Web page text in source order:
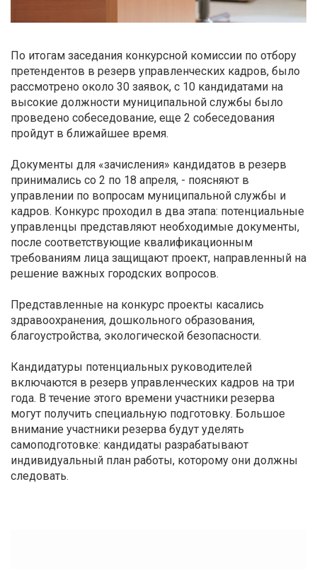
По итогам заседания конкурсной комиссии по отбору
претендентов в резерв управленческих кадров, было
рассмотрено около 30 заявок, с 10 кандидатами на
высокие должности муниципальной службы было
проведено собеседование, еще 2 собеседования
пройдут в ближайшее время.
Документы для «зачисления» кандидатов в резерв
принимались со 2 по 18 апреля, - поясняют в
управлении по вопросам муниципальной службы и
кадров. Конкурс проходил в два этапа: потенциальные
управленцы представляют необходимые документы,
после соответствующие квалификационным
требованиям лица защищают проект, направленный на
решение важных городских вопросов.
Представленные на конкурс проекты касались
здравоохранения, дошкольного образования,
благоустройства, экологической безопасности.
Кандидатуры потенциальных руководителей
включаются в резерв управленческих кадров на три
года. В течение этого времени участники резерва
могут получить специальную подготовку. Большое
внимание участники резерва будут уделять
самоподготовке: кандидаты разрабатывают
индивидуальный план работы, которому они должны
следовать.